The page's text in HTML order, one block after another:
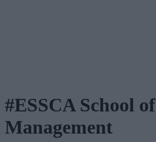
#ESSCA School of
Management